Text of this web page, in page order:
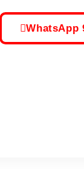
WhatsApp